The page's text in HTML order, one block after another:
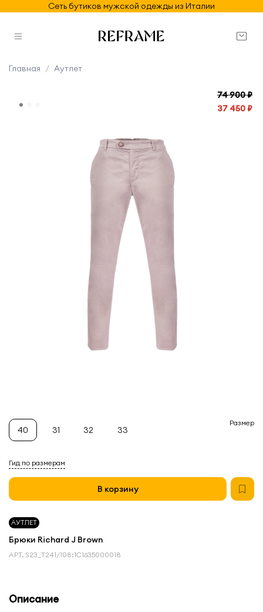
Сеть бутиков мужской одежды из Италии
Главная Аутлет
АУТЛЕТ
Брюки Richard J Brown
74 900 ₽
37 450 ₽
АРТ. S23_T241/108:1С1635000018
Гид по размерам
В корзину
Размер
40 31 32 33
Описание